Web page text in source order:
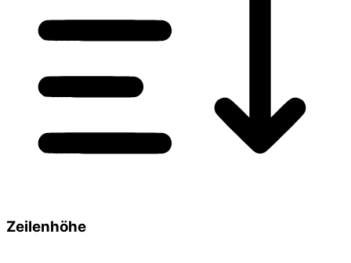
Zeilenhöhe